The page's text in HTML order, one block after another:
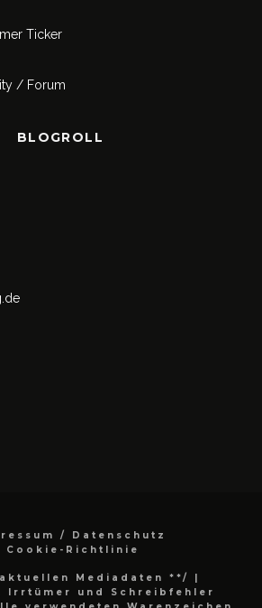
Ticker
/ Forum
BLOGROLL
/ Datenschutz
Cookie-Richtlinie
Mediadaten **/
|
Irrtümer und Schreibfehler